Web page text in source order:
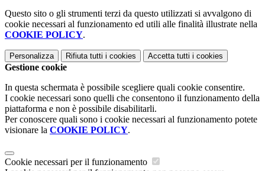
Questo sito o gli strumenti terzi da questo utilizzati si avvalgono di
cookie necessari al funzionamento ed utili alle finalità illustrate nella
COOKIE POLICY.
Personalizza Rifiuta tutti i cookies Accetta tutti i cookies
Gestione cookie
In questa schermata è possibile scegliere quali cookie consentire.
I cookie necessari sono quelli che consentono il funzionamento della
piattaforma e non è possibile disabilitarli.
Per conoscere quali sono i cookie necessari al funzionamento potete
visionare la COOKIE POLICY.
Cookie necessari per il funzionamento